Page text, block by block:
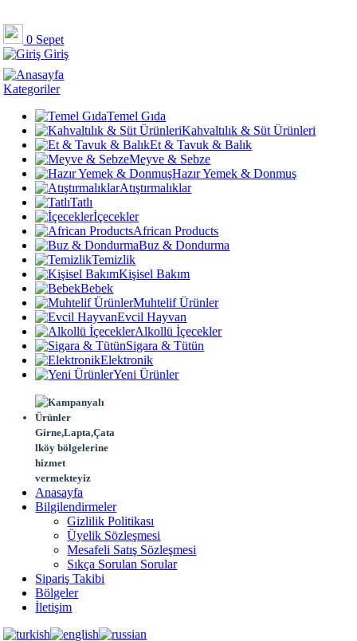
0 Sepet
Giriş
Kategoriler
Temel Gıda
Kahvaltılık & Süt Ürünleri
Et & Tavuk & Balık
Meyve & Sebze
Hazır Yemek & Donmuş
Atıştırmalıklar
Tatlı
İçecekler
African Products
Buz & Dondurma
Temizlik
Kişisel Bakım
Bebek
Muhtelif Ürünler
Evcil Hayvan
Alkollü İçecekler
Sigara & Tütün
Elektronik
Yeni Ürünler
Girne,Lapta,Çata
lköy bölgelerine
hizmet
vermekteyiz
Anasayfa
Bilgilendirmeler
Gizlilik Politikası
Üyelik Sözleşmesi
Mesafeli Satış Sözleşmesi
Sıkça Sorulan Sorular
Sipariş Takibi
Bölgeler
İletişim